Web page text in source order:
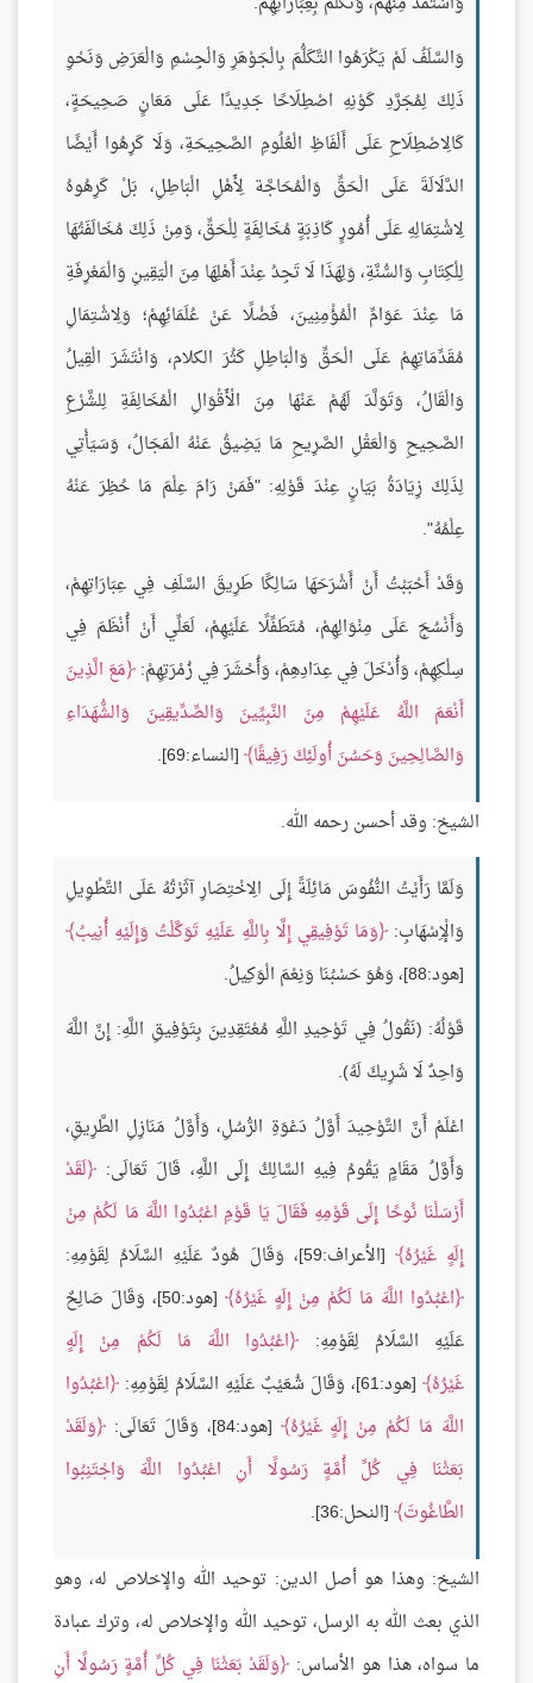
وَالسَّلَفُ لَمْ يَكْرَهُوا التَّكَلُّمَ بِالْجَوْهَرِ وَالْجِسْمِ وَالْعَرَضِ وَنَحْوِ
ذَلِكَ لِمُجَرَّدِ كَوْنِهِ اصْطِلَاحًا جَدِيدًا عَلَى مَعَانٍ صَحِيحَةٍ،
كَالِاصْطِلَاحِ عَلَى أَلْفَاظِ الْعُلُومِ الصَّحِيحَةِ، وَلَا كَرِهُوا أَيْضًا
الدَّلَالَةَ عَلَى الْحَقِّ وَالْمُحَاجَّة لِأَهْلِ الْبَاطِلِ، بَلْ كَرِهُوهُ
لِاشْتِمَالِهِ عَلَى أُمُورٍ كَاذِبَةٍ مُخَالِفَةٍ لِلْحَقِّ، وَمِنْ ذَلِكَ مُخَالَفَتُهَا
لِلْكِتَابِ وَالسُّنَّةِ، وَلِهَذَا لَا تَجِدُ عِنْدَ أَهْلِهَا مِنَ الْيَقِينِ وَالْمَعْرِفَةِ
مَا عِنْدَ عَوَامِّ الْمُؤْمِنِينَ، فَضْلًا عَنْ عُلَمَائِهِمْ؛ وَلِاشْتِمَالِ
مُقَدِّمَاتِهِمْ عَلَى الْحَقِّ وَالْبَاطِلِ كَثُرَ الكلام، وَانْتَشَرَ الْقِيلُ
وَالْقَالُ، وَتَوَلَّدَ لَهُمْ عَنْهَا مِنَ الْأَقْوَالِ الْمُخَالِفَةِ لِلشَّرْعِ
الصَّحِيحِ وَالْعَقْلِ الصَّرِيحِ مَا يَضِيقُ عَنْهُ الْمَجَالُ، وَسَيَأْتِي
لِذَلِكَ زِيَادَةُ بَيَانٍ عِنْدَ قَوْلِهِ: "فَمَنْ رَامَ عِلْمَ مَا حُظِرَ عَنْهُ
عِلْمُهُ".
وَقَدْ أَحْبَبْتُ أَنْ أَشْرَحَهَا سَالِكًا طَرِيقَ السَّلَفِ فِي عِبَارَاتِهِمْ،
وَأَنْسُجَ عَلَى مِنْوَالِهِمْ، مُتَطَفِّلًا عَلَيْهِمْ، لَعَلِّي أَنْ أُنْظَمَ فِي
سِلْكِهِمْ، وَأُدْخَلَ فِي عِدَادِهِمْ، وَأُحْشَرَ فِي زُمْرَتِهِمْ: مَعَ الَّذِينَ
أَنْعَمَ اللَّهُ عَلَيْهِمْ مِنَ النَّبِيِّينَ وَالصِّدِّيقِينَ وَالشُّهَدَاءِ
وَالصَّالِحِينَ وَحَسُنَ أُولَئِكَ رَفِيقًا [النساء:69].
الشيخ: وقد أحسن رحمه الله.
وَلَمَّا رَأَيْتُ النُّفُوسَ مَائِلَةً إِلَى الِاخْتِصَارِ آثَرْتُهُ عَلَى التَّطْوِيلِ
وَالْإِسْهَابِ: وَمَا تَوْفِيقِي إِلَّا بِاللَّهِ عَلَيْهِ تَوَكَّلْتُ وَإِلَيْهِ أُنِيبُ
[هود:88]، وَهُوَ حَسْبُنَا وَنِعْمَ الْوَكِيلُ.
قَوْلُهُ: (نَقُولُ فِي تَوْحِيدِ اللَّهِ مُعْتَقِدِينَ بِتَوْفِيقِ اللَّهِ: إِنَّ اللَّهَ
وَاحِدٌ لَا شَرِيكَ لَهُ).
اعْلَمْ أَنَّ التَّوْحِيدَ أَوَّلُ دَعْوَةِ الرُّسُلِ، وَأَوَّلُ مَنَازِلِ الطَّرِيقِ،
وَأَوَّلُ مَقَامٍ يَقُومُ فِيهِ السَّالِكُ إِلَى اللَّهِ، قَالَ تَعَالَى:
لَقَدْ
أَرْسَلْنَا نُوحًا إِلَى قَوْمِهِ فَقَالَ يَا قَوْمِ اعْبُدُوا اللَّهَ مَا لَكُمْ مِنْ
إِلَهٍ غَيْرُهُ
[الأعراف:59]، وَقَالَ هُودٌ عَلَيْهِ السَّلَامُ لِقَوْمِهِ:
اعْبُدُوا اللَّهَ مَا لَكُمْ مِنْ إِلَهٍ غَيْرُهُ
[هود:50]، وَقَالَ صَالِحٌ
عَلَيْهِ السَّلَامُ لِقَوْمِهِ:
اعْبُدُوا اللَّهَ مَا لَكُمْ مِنْ إِلَهٍ
غَيْرُهُ [هود:61]، وَقَالَ شُعَيْبٌ عَلَيْهِ السَّلَامُ لِقَوْمِهِ:
اعْبُدُوا
اللَّهَ مَا لَكُمْ مِنْ إِلَهٍ غَيْرُهُ [هود:84]، وَقَالَ تَعَالَى:
وَلَقَدْ
بَعَثْنَا فِي كُلِّ أُمَّةٍ رَسُولًا أَنِ اعْبُدُوا اللَّهَ وَاجْتَنِبُوا
الطَّاغُوتَ [النحل:36].
الشيخ: وهذا هو أصل الدين: توحيد الله والإخلاص له، وهو
الذي بعث الله به الرسل، توحيد الله والإخلاص له، وترك عبادة
ما سواه، هذا هو الأساس: وَلَقَدْ بَعَثْنَا فِي كُلِّ أُمَّةٍ رَسُولًا أَنِ